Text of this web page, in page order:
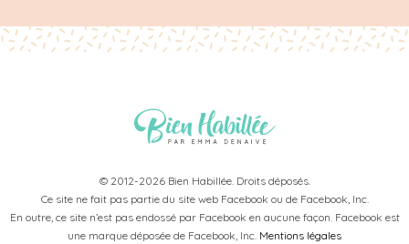
© 2012-2026 Bien Habillée. Droits déposés.
Ce site ne fait pas partie du site web Facebook ou de Facebook, Inc.
En outre, ce site n’est pas endossé par Facebook en aucune façon. Facebook est
une marque déposée de Facebook, Inc. Mentions légales